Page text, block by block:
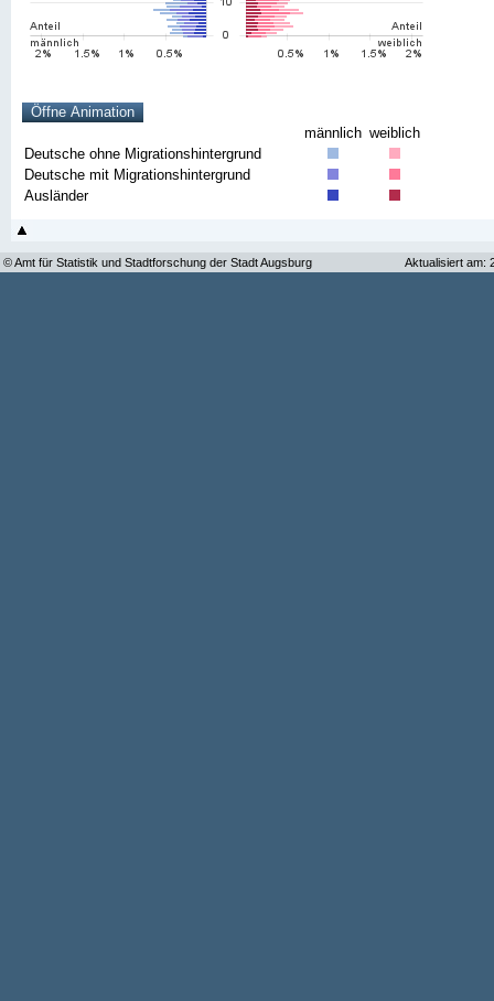
männlich weiblich
Deutsche ohne Migrationshintergrund
Deutsche mit Migrationshintergrund
Ausländer
© Amt für Statistik und Stadtforschung der Stadt Augsburg Aktualisiert am: